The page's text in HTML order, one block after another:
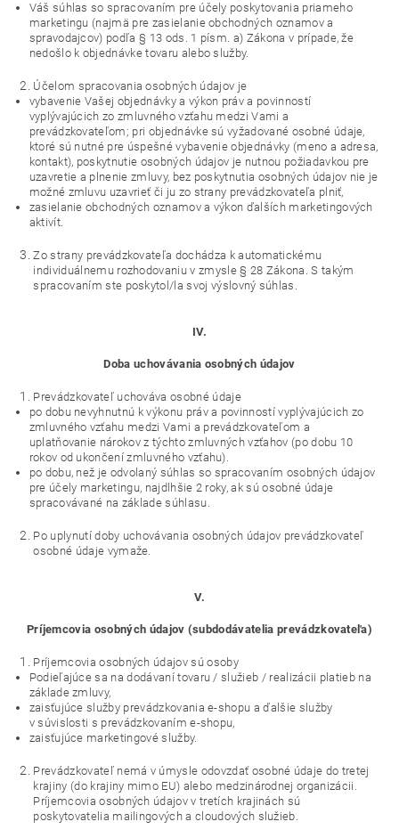
Váš súhlas so spracovaním pre účely poskytovania priameho
marketingu (najmä pre zasielanie obchodných oznamov a
spravodajcov) podľa § 13 ods. 1 písm. a) Zákona v prípade, že
nedošlo k objednávke tovaru alebo služby.
Účelom spracovania osobných údajov je
vybavenie Vašej objednávky a výkon práv a povinností
vyplývajúcich zo zmluvného vzťahu medzi Vami a
prevádzkovateľom; pri objednávke sú vyžadované osobné údaje,
ktoré sú nutné pre úspešné vybavenie objednávky (meno a adresa,
kontakt), poskytnutie osobných údajov je nutnou požiadavkou pre
uzavretie a plnenie zmluvy, bez poskytnutia osobných údajov nie je
možné zmluvu uzavrieť či ju zo strany prevádzkovateľa plniť,
zasielanie obchodných oznamov a výkon ďalších marketingových
aktivít.
Zo strany prevádzkovateľa dochádza k automatickému
individuálnemu rozhodovaniu v zmysle § 28 Zákona. S takým
spracovaním ste poskytol/la svoj výslovný súhlas.
IV.
Doba uchovávania osobných údajov
Prevádzkovateľ uchováva osobné údaje
po dobu nevyhnutnú k výkonu práv a povinností vyplývajúcich zo
zmluvného vzťahu medzi Vami a prevádzkovateľom a
uplatňovanie nárokov z týchto zmluvných vzťahov (po dobu 10
rokov od ukončení zmluvného vzťahu).
po dobu, než je odvolaný súhlas so spracovaním osobných údajov
pre účely marketingu, najdlhšie 2 roky, ak sú osobné údaje
spracovávané na základe súhlasu.
Po uplynutí doby uchovávania osobných údajov prevádzkovateľ
osobné údaje vymaže.
V.
Príjemcovia osobných údajov (subdodávatelia prevádzkovateľa)
Príjemcovia osobných údajov sú osoby
Podieľajúce sa na dodávaní tovaru / služieb / realizácii platieb na
základe zmluvy,
zaisťujúce služby prevádzkovania e-shopu a ďalšie služby
v súvislosti s prevádzkovaním e-shopu,
zaisťujúce marketingové služby.
Prevádzkovateľ nemá v úmysle odovzdať osobné údaje do tretej
krajiny (do krajiny mimo EU) alebo medzinárodnej organizácii.
Príjemcovia osobných údajov v tretích krajinách sú
poskytovatelia mailingových a cloudových služieb.